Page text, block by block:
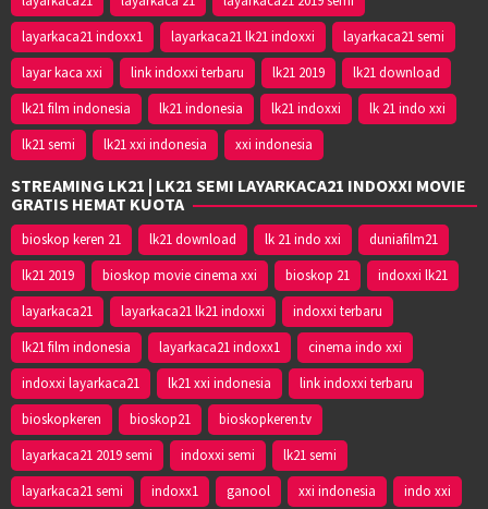
layarkaca21 indoxx1
layarkaca21 lk21 indoxxi
layarkaca21 semi
layar kaca xxi
link indoxxi terbaru lk21 2019
lk21 download
lk21 film indonesia
lk21 indonesia lk21 indoxxi
lk 21 indo xxi
lk21 semi
lk21 xxi indonesia xxi indonesia
STREAMING LK21 | LK21 SEMI LAYARKACA21 INDOXXI MOVIE
GRATIS HEMAT KUOTA
bioskop keren 21 lk21 download lk 21 indo xxi
duniafilm21
lk21 2019
bioskop movie cinema xxi bioskop 21
indoxxi lk21
layarkaca21
layarkaca21 lk21 indoxxi
indoxxi terbaru
lk21 film indonesia
layarkaca21 indoxx1
cinema indo xxi
indoxxi layarkaca21
lk21 xxi indonesia
link indoxxi terbaru
bioskopkeren
bioskop21
bioskopkeren.tv
layarkaca21 2019 semi
indoxxi semi
lk21 semi
layarkaca21 semi
indoxx1 ganool xxi indonesia indo xxi